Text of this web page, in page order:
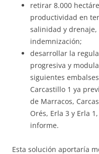
retirar 8.000
productividad en
salinidad y
indemnización;
desarrollar la
progresiva y
siguientes
Carcastillo 1 ya
de Marracos,
Orés, Erla 3 y Erla
informe.
Esta solución aportaría